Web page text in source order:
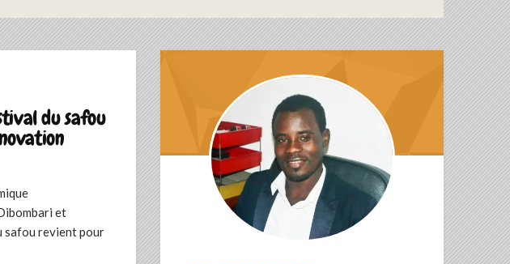
du safou
et
safou revient pour